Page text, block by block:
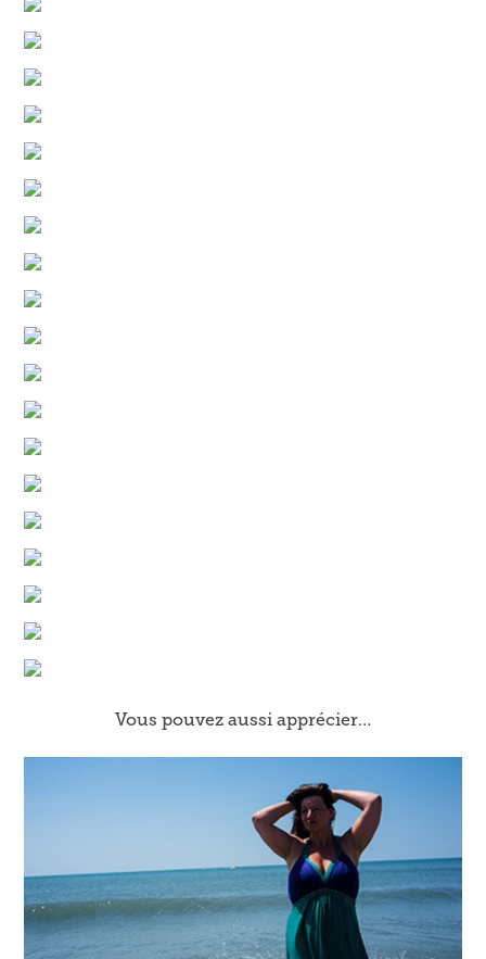
Vous pouvez aussi apprécier…